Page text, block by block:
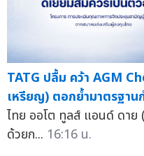
TATG ปลื้ม คว้า AGM
เหรียญ) ตอกย้ำมาตรฐา
ไทย ออโต ทูลส์ แอนด์ ดาย
ด้วยก... 16:16 น.